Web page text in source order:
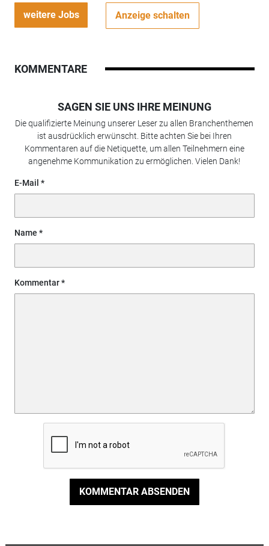
weitere Jobs Anzeige schalten
KOMMENTARE
SAGEN SIE UNS IHRE MEINUNG
Die qualifizierte Meinung unserer Leser zu allen Branchenthemen
ist ausdrücklich erwünscht. Bitte achten Sie bei Ihren
Kommentaren auf die Netiquette, um allen Teilnehmern eine
angenehme Kommunikation zu ermöglichen. Vielen Dank!
E-Mail
Name
Kommentar
KOMMENTAR ABSENDEN